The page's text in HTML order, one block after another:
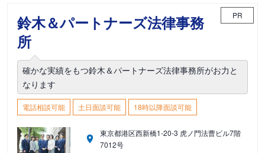
鈴木＆パートナーズ法律事務
所
PR
確かな実績をもつ鈴木＆パートナーズ法律事務所がお力と
なります
電話相談可能 土日面談可能 18時以降面談可能
東京都港区西新橋1-20-3 虎ノ門法曹ビル7階
7012号